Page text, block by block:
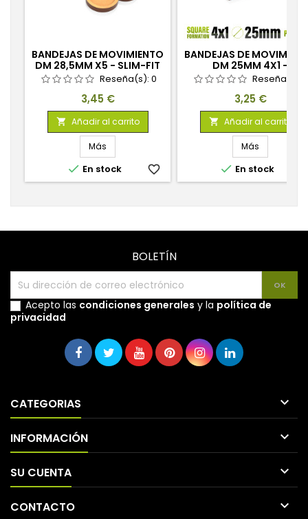
BANDEJAS DE MOVIMIENTO
DM 28,5MM X5 - SLIM-FIT
Reseña(s): 0
Precio
3,45 €
 Añadir al carrito
Más
 En stock favorite_border
BANDEJAS DE
DM 25MM 4X1 -
HOSTIGADOR FILAS
Reseña(s):
Precio
3,25 €
 Añadir al carrito
Más
 En stock
BOLETÍN
Acepto las condiciones generales y la política de
privacidad
CATEGORIAS 
INFORMACIÓN 
SU CUENTA 
CONTACTO 